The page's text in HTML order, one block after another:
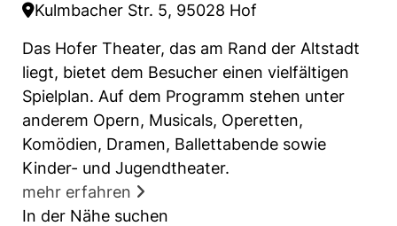
Kulmbacher Str. 5, 95028 Hof
Das Hofer Theater, das am Rand der Altstadt
liegt, bietet dem Besucher einen vielfältigen
Spielplan. Auf dem Programm stehen unter
anderem Opern, Musicals, Operetten,
Komödien, Dramen, Ballettabende sowie
Kinder- und Jugendtheater.
mehr erfahren
In der Nähe suchen